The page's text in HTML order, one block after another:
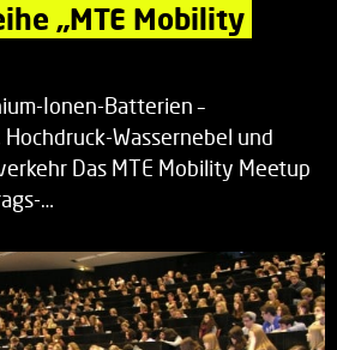
„MTE Mobility
Ionen-Batterien –
Wassernebel und
Das MTE Mobility Meetup
…